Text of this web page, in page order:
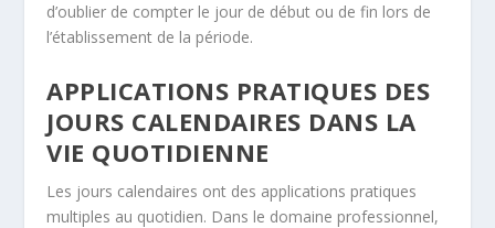
d’oublier de compter le jour de début ou de fin lors de
l’établissement de la période.
APPLICATIONS PRATIQUES DES
JOURS CALENDAIRES DANS LA
VIE QUOTIDIENNE
Les jours calendaires ont des applications pratiques
multiples au quotidien. Dans le domaine professionnel,